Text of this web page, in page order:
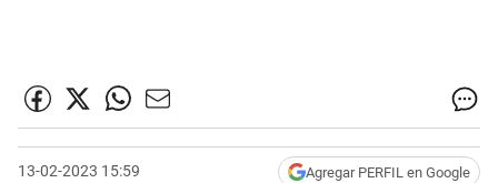
13-02-2023 15:59 Agregar PERFIL en Google